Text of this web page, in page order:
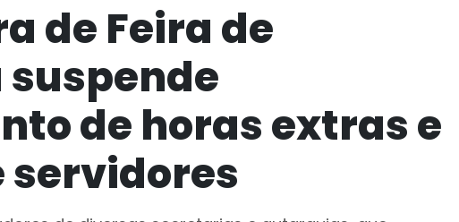
de Feira de
de horas extras e
servidores